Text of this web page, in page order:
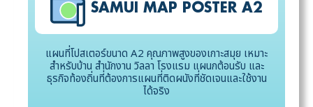
SAMUI MAP POSTER A2
แผนที่โปสเตอร์ขนาด A2 คุณภาพสูงของเกาะสมุย เหมาะ
สำหรับบ้าน สำนักงาน วิลลา โรงแรม แผนกต้อนรับ และ
ธุรกิจท้องถิ่นที่ต้องการแผนที่ติดผนังที่ชัดเจนและใช้งาน
ได้จริง